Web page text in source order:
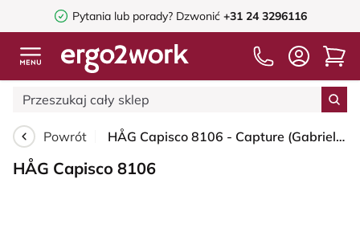
Pytania lub porady? Dzwonić +31 24 3296116
Powrót HÅG Capisco 8106 - Capture (Gabriel) - Wełna / Poliamid - CPT5103 - Light beige - Moss Grey - 265 mm (seat height 53-79cm) - Soft castors for hard floors
HÅG Capisco 8106